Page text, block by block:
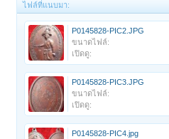
ไฟล์ที่แนบมา:
P0145828-PIC2.JPG
ขนาดไฟล์:
เปิดดู:
P0145828-PIC3.JPG
ขนาดไฟล์:
เปิดดู:
P0145828-PIC4.jpg